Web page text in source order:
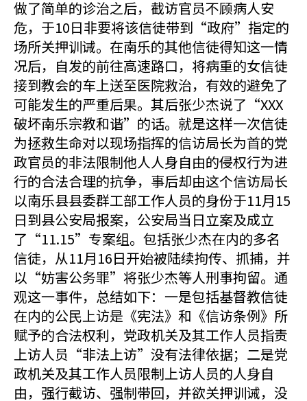
做了简单的诊治之后，截访官员不顾病人安
危，于10日非要将该信徒带到“政府”指定的
场所关押训诫。在南乐的其他信徒得知这一情
况后，自发的前往高速路口，将病重的女信徒
接到教会的车上送至医院救治，有效的避免了
可能发生的严重后果。其后张少杰说了“XXX
破坏南乐宗教和谐”的话。就是这样一次信徒
为拯救生命对以现场指挥的信访局长为首的党
政官员的非法限制他人人身自由的侵权行为进
行的合法合理的抗争，事后却由这个信访局长
以南乐县县委群工部工作人员的身份于11月15
日到县公安局报案，公安局当日立案及成立
了“11.15”专案组。包括张少杰在内的多名
信徒，从11月16日开始被陆续拘传、抓捕，并
以“妨害公务罪”将张少杰等人刑事拘留。通
观这一事件，总结如下：一是包括基督教信徒
在内的公民上访是《宪法》和《信访条例》所
赋予的合法权利，党政机关及其工作人员指责
上访人员“非法上访”没有法律依据；二是党
政机关及其工作人员限制上访人员的人身自
由，强行截访、强制带回，并欲关押训诫，没